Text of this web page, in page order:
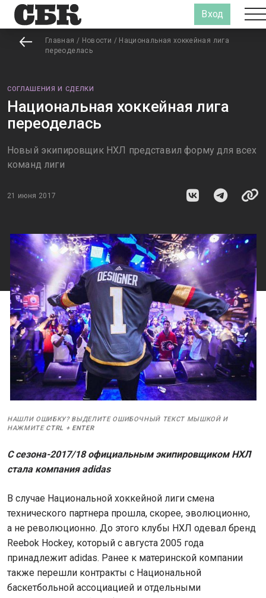
Вход
Главная / Новости / Национальная хоккейная лига
переоделась
СОГЛАШЕНИЯ И СДЕЛКИ
Национальная хоккейная лига
переоделась
Новый экипировщик НХЛ представил форму для всех
команд лиги
21 июня 2017
НАШЛИ ОШИБКУ? ВЫДЕЛИТЕ ОШИБОЧНЫЙ ТЕКСТ МЫШКОЙ И
НАЖМИТЕ CTRL + ENTER
С сезона-2017/18 официальным экипировщиком НХЛ
стала компания adidas
В случае Национальной хоккейной лиги смена
технического партнера прошла, скорее, эволюционно,
а не революционно. До этого клубы НХЛ одевал бренд
Reebok Hockey, который с августа 2005 года
принадлежит adidas. Ранее к материнской компании
также перешли контракты с Национальной
баскетбольной ассоциацией и отдельными